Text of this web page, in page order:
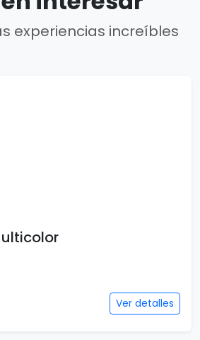
experiencias increíbles
Ver detalles